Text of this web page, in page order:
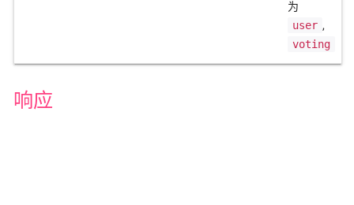
为
user ,
voting
响应